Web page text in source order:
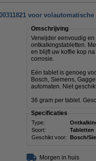
voor
Omschrijving
Verwijder eenvoudig
ontkalkingstabletten.
en blijft uw koffie kop
corrosie.
Eén tablet is genoeg
Bosch, Siemens,
automaten. Niet
36 gram per tablet.
Specificaties
Type:
Soort:
Tabletten
Geschikt voor: Bosch/
Morgen in huis